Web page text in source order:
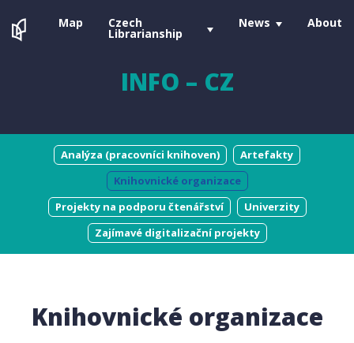
Map Czech
Librarianship
News About
INFO – CZ
Analýza (pracovníci knihoven)
Artefakty
Knihovnické organizace
Projekty na podporu čtenářství
Univerzity
Zajímavé digitalizační projekty
Knihovnické organizace